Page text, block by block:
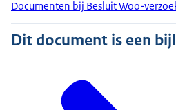
Documenten bij Besluit Woo-
Dit document is een